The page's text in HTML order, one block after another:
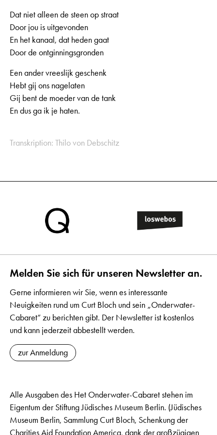
Dat niet alleen de steen op straat
Door jou is uitgevonden
En het kanaal, dat heden gaat
Door de ontginningsgronden
Een ander vreeslijk geschenk
Hebt gij ons nagelaten
Gij bent de moeder van de tank
En dus ga ik je haten.
Transkription: Thilo von Debschitz
Melden Sie sich für unseren Newsletter an.
Gerne informieren wir Sie, wenn es interessante
Neuigkeiten rund um Curt Bloch und sein „Onderwater-
Cabaret“ zu berichten gibt. Der Newsletter ist kostenlos
und kann jederzeit abbestellt werden.
zur Anmeldung
Alle Ausgaben des Het Onderwater-Cabaret stehen im
Eigentum der Stiftung Jüdisches Museum Berlin. (Jüdisches
Museum Berlin, Sammlung Curt Bloch, Schenkung der
Charities Aid Foundation America, dank der großzügigen